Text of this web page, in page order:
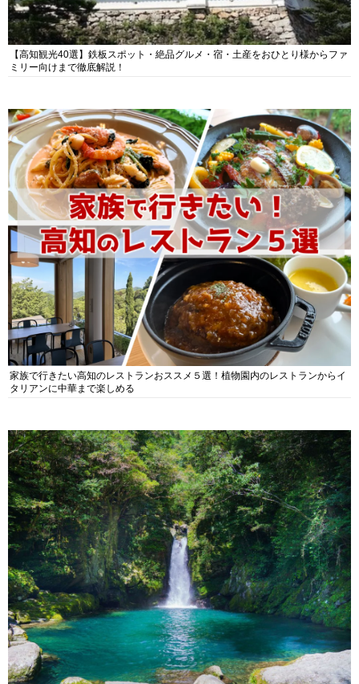
【高知観光40選】鉄板スポット・絶品グルメ・宿・土産をおひとり様からファ
ミリー向けまで徹底解説！
家族で行きたい高知のレストランおススメ５選！植物園内のレストランからイ
タリアンに中華まで楽しめる